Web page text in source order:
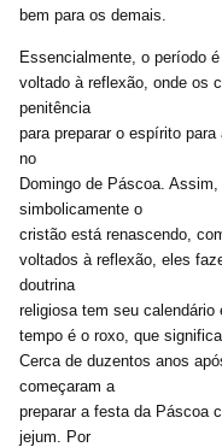
bem para os demais.
Essencialmente, o período
voltado à reflexão, onde os
penitência
para preparar o espírito
no
Domingo de Páscoa.
simbolicamente o
cristão está renascendo,
voltados à reflexão, eles
doutrina
religiosa tem seu
tempo é o roxo, que
Cerca de duzentos anos
começaram a
preparar a festa da Páscoa
jejum. Por